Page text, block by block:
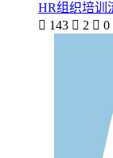
HR组织培训
 143  2  0